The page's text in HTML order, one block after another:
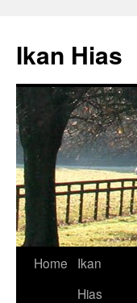
content
Ikan Hias
Home
Ikan
Hias